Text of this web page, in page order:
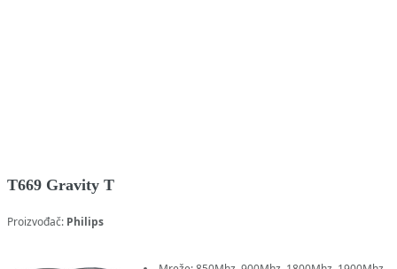
T669 Gravity T
Proizvođač: Philips